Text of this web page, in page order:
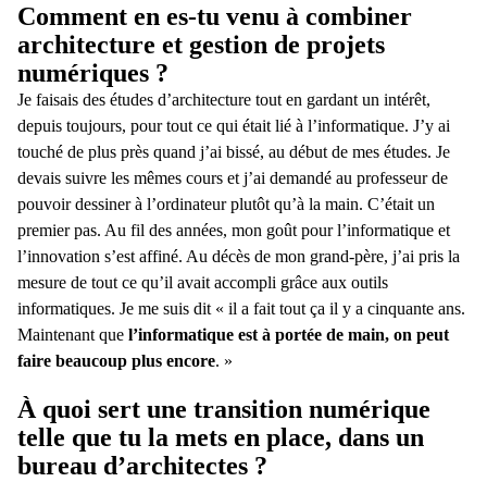
Comment en es-tu venu à combiner
architecture et gestion de projets
numériques ?
Je faisais des études d’architecture tout en gardant un intérêt,
depuis toujours, pour tout ce qui était lié à l’informatique. J’y ai
touché de plus près quand j’ai bissé, au début de mes études. Je
devais suivre les mêmes cours et j’ai demandé au professeur de
pouvoir dessiner à l’ordinateur plutôt qu’à la main. C’était un
premier pas. Au fil des années, mon goût pour l’informatique et
l’innovation s’est affiné. Au décès de mon grand-père, j’ai pris la
mesure de tout ce qu’il avait accompli grâce aux outils
informatiques. Je me suis dit « il a fait tout ça il y a cinquante ans.
Maintenant que l’informatique est à portée de main, on peut
faire beaucoup plus encore. »
À quoi sert une transition numérique
telle que tu la mets en place, dans un
bureau d’architectes ?